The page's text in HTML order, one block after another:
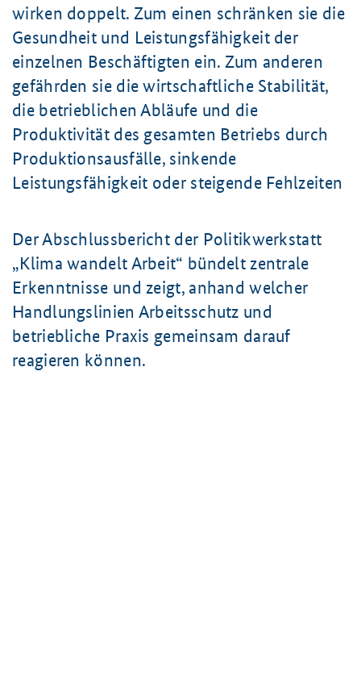
wirken doppelt. Zum einen schränken sie die
Gesundheit und Leistungsfähigkeit der
einzelnen Beschäftigten ein. Zum anderen
gefährden sie die wirtschaftliche Stabilität,
die betrieblichen Abläufe und die
Produktivität des gesamten Betriebs durch
Produktionsausfälle, sinkende
Leistungsfähigkeit oder steigende Fehlzeiten
Der Abschlussbericht der Politikwerkstatt
„Klima wandelt Arbeit“ bündelt zentrale
Erkenntnisse und zeigt, anhand welcher
Handlungslinien Arbeitsschutz und
betriebliche Praxis gemeinsam darauf
reagieren können.